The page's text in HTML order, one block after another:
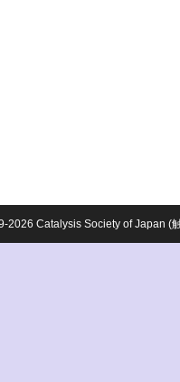
2026 Catalysis Society of Japan (